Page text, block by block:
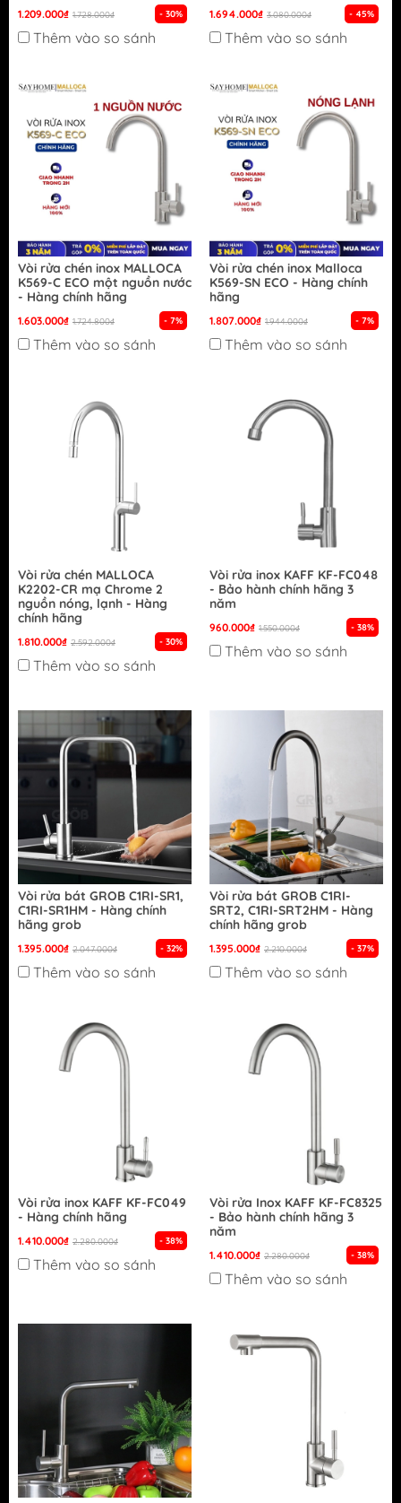
1.209.000₫ 1.728.000₫ - 30%
Thêm vào so sánh
1.694.000₫ 3.080.000₫ - 45%
Thêm vào so sánh
Vòi rửa chén inox MALLOCA
K569-C ECO một nguồn nước
- Hàng chính hãng
1.603.000₫ 1.724.800₫ - 7%
Thêm vào so sánh
Vòi rửa chén inox Malloca
K569-SN ECO - Hàng chính
hãng
1.807.000₫ 1.944.000₫ - 7%
Thêm vào so sánh
Vòi rửa chén MALLOCA
K2202-CR mạ Chrome 2
nguồn nóng, lạnh - Hàng
chính hãng
1.810.000₫ 2.592.000₫ - 30%
Thêm vào so sánh
Vòi rửa inox KAFF KF-FC048
- Bảo hành chính hãng 3
năm
960.000₫ 1.550.000₫ - 38%
Thêm vào so sánh
Vòi rửa bát GROB C1RI-SR1,
C1RI-SR1HM - Hàng chính
hãng grob
1.395.000₫ 2.047.000₫ - 32%
Thêm vào so sánh
Vòi rửa bát GROB C1RI-
SRT2, C1RI-SRT2HM - Hàng
chính hãng grob
1.395.000₫ 2.210.000₫ - 37%
Thêm vào so sánh
Vòi rửa inox KAFF KF-FC049
- Hàng chính hãng
1.410.000₫ 2.280.000₫ - 38%
Thêm vào so sánh
Vòi rửa Inox KAFF KF-FC8325
- Bảo hành chính hãng 3
năm
1.410.000₫ 2.280.000₫ - 38%
Thêm vào so sánh